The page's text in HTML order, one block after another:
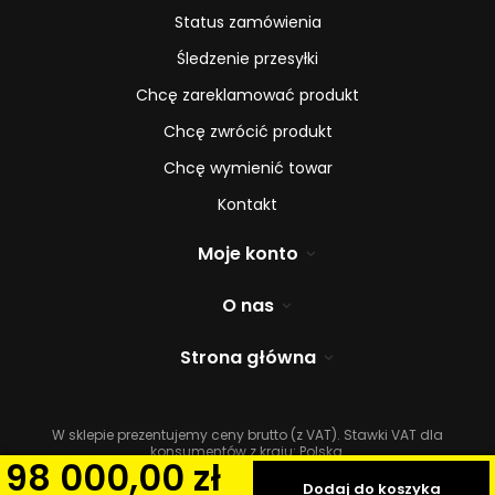
98 000,00 zł Dodaj do koszyka
Status zamówienia
Śledzenie przesyłki
Chcę zareklamować produkt
Chcę zwrócić produkt
Chcę wymienić towar
Kontakt
Moje konto
O nas
Strona główna
W sklepie prezentujemy ceny brutto (z VAT). Stawki VAT dla
konsumentów z kraju:Polska.